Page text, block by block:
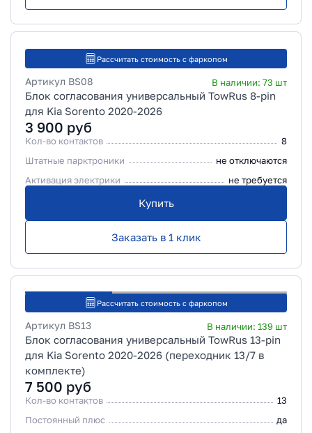
Рассчитать стоимость с фаркопом
Артикул BS08 В наличии: 73 шт
Блок согласования универсальный TowRus 8-pin
для Kia Sorento 2020-2026
3 900 руб
Кол-во контактов
8
Штатные парктроники
не отключаются
Активация электрики
не требуется
Купить
Заказать в 1 клик
Рассчитать стоимость с фаркопом
Артикул BS13 В наличии: 139 шт
Блок согласования универсальный TowRus 13-pin
для Kia Sorento 2020-2026 (переходник 13/7 в
комплекте)
7 500 руб
Кол-во контактов
13
Постоянный плюс
да